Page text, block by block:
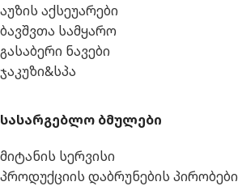
აუზის აქსეუარები
ბავშვთა სამყარო
გასაბერი ნავები
ჯაკუზი&სპა
სასარგებლო ბმულები
მიტანის სერვისი
პროდუქციის დაბრუნების პირობები